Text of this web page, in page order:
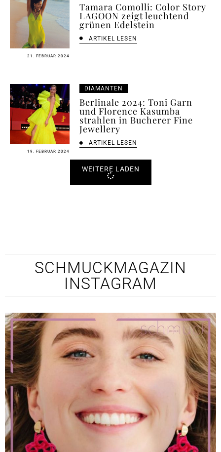
21. FEBRUAR 2024
Tamara Comolli: Color Story
LAGOON zeigt leuchtend
grünen Edelstein
ARTIKEL LESEN
19. FEBRUAR 2024
DIAMANTEN
Berlinale 2024: Toni Garn
und Florence Kasumba
strahlen in Bucherer Fine
Jewellery
ARTIKEL LESEN
WEITERE LADEN
SCHMUCKMAGAZIN
INSTAGRAM